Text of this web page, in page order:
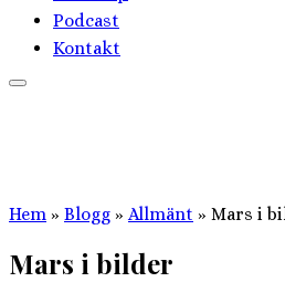
Podcast
Kontakt
Hem » Blogg » Allmänt » Mars i
Mars i bilder